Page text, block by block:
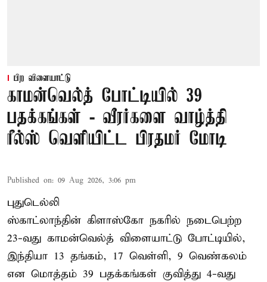
பிற விளையாட்டு
காமன்வெல்த் போட்டியில் 39
பதக்கங்கள் - வீரர்களை வாழ்த்தி
ரீல்ஸ் வெளியிட்ட பிரதமர் மோடி
Published on: 09 Aug 2026, 3:06 pm
புதுடெல்லி
ஸ்காட்லாந்தின் கிளாஸ்கோ நகரில் நடைபெற்ற
23-வது காமன்வெல்த் விளையாட்டு போட்டியில்,
இந்தியா 13 தங்கம், 17 வெள்ளி, 9 வெண்கலம்
என மொத்தம் 39 பதக்கங்கள் குவித்து 4-வது